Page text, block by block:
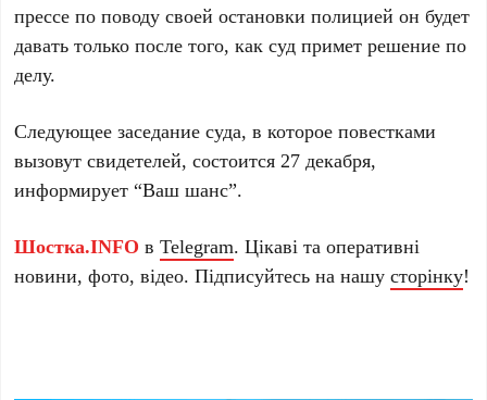
прессе по поводу своей остановки полицией он будет
давать только после того, как суд примет решение по
делу.
Следующее заседание суда, в которое повестками
вызовут свидетелей, состоится 27 декабря,
информирует “Ваш шанс”.
Шостка.INFO вTelegram. Цікаві та оперативні
новини, фото, відео. Підписуйтесь на нашусторінку!